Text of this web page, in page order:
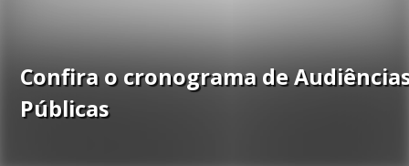
Confira o cronograma de
Públicas